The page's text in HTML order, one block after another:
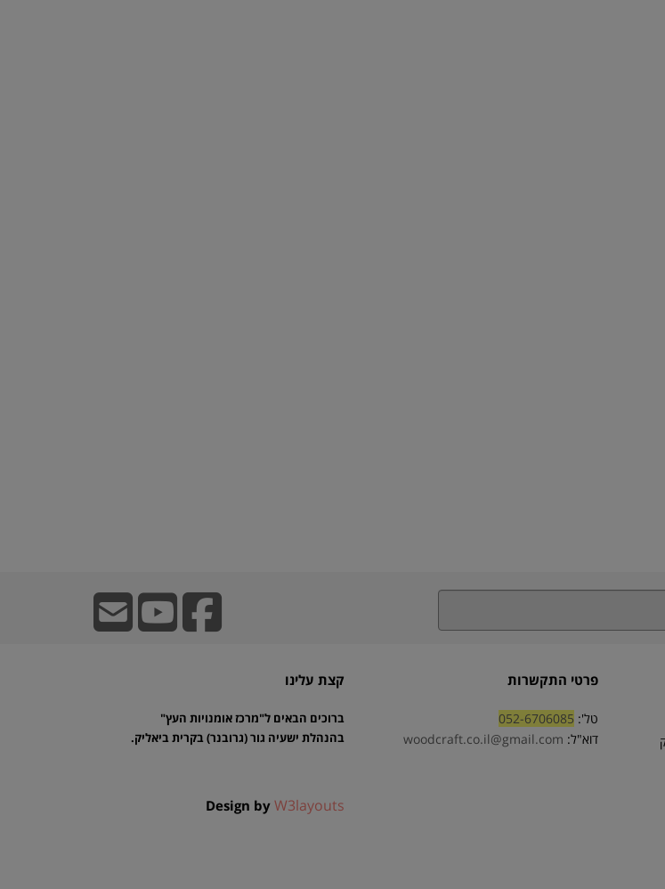
פרטי התקשרות
טל': 052-6706085
דוא"ל: woodcraft.co.il@gmail.com
קצת עלינו
ברוכים הבאים ל"מרכז אומנויות העץ"
בהנהלת ישעיה גור (גרובנר) בקרית ביאליק.
Design by W3layouts